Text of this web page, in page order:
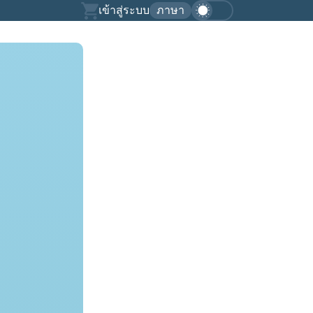
เข้าสู่ระบบ ภาษา